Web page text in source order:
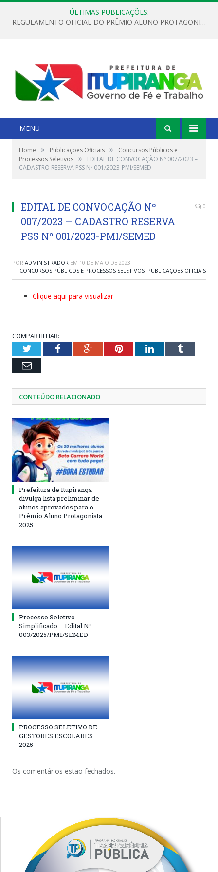
ÚLTIMAS PUBLICAÇÕES:
REGULAMENTO OFICIAL DO PRÊMIO ALUNO PROTAGONISTA – EDIÇÃO 2026
MENU
Home » Publicações Oficiais »
Concursos Públicos e
Processos Seletivos »
EDITAL DE CONVOCAÇÃO Nº 007/2023 –
CADASTRO RESERVA PSS Nº 001/2023-PMI/SEMED
EDITAL DE CONVOCAÇÃO Nº
007/2023 – CADASTRO RESERVA
PSS Nº 001/2023-PMI/SEMED
0
POR ADMINISTRADOR EM 10 DE MAIO DE 2023
CONCURSOS PÚBLICOS E PROCESSOS SELETIVOS, PUBLICAÇÕES OFICIAIS
Clique aqui para visualizar
COMPARTILHAR:
TwitterFacebookGoogle+PinterestLinkedInTumblr
Email
CONTEÚDO RELACIONADO
Prefeitura de Itupiranga
divulga lista preliminar de
alunos aprovados para o
Prêmio Aluno Protagonista
2025
Processo Seletivo
Simplificado – Edital Nº
003/2025/PMI/SEMED
PROCESSO SELETIVO DE
GESTORES ESCOLARES –
2025
Os comentários estão fechados.